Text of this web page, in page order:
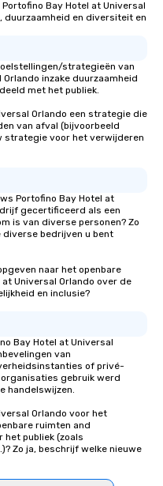
Bay Hotel at Universal
duurzaamheid en diversiteit en
strategieën van
inzake duurzaamheid
met het publiek.
Orlando een strategie die
van afval (bijvoorbeeld
strategie voor het verwijderen
Portofino Bay Hotel at
gecertificeerd als een
is van diverse personen? Zo
diverse bedrijven u bent
naar het openbare
Universal Orlando over de
en inclusie?
Bay Hotel at Universal
van
of privé-
gebruik werd
handelswijzen.
Orlando voor het
ruimten and
het publiek (zoals
Zo ja, beschrijf welke nieuwe